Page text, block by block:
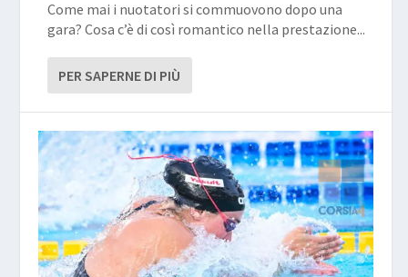
Come mai i nuotatori si commuovono dopo una
gara? Cosa c’è di così romantico nella prestazione...
PER SAPERNE DI PIÙ